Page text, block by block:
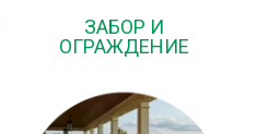
ЗАБОР И
ОГРАЖДЕНИЕ